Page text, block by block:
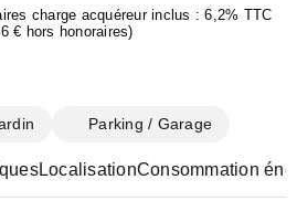
charge acquéreur inclus : 6,2% TTC
€ hors honoraires)
Parking / Garage
LocalisationConsommation